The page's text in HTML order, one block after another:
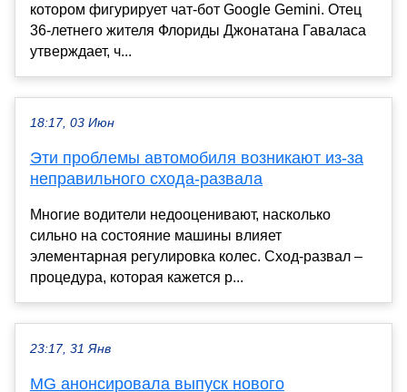
котором фигурирует чат-бот Google Gemini. Отец
36-летнего жителя Флориды Джонатана Гаваласа
утверждает, ч...
18:17, 03 Июн
Эти проблемы автомобиля возникают из-за
неправильного схода-развала
Многие водители недооценивают, насколько
сильно на состояние машины влияет
элементарная регулировка колес. Сход-развал –
процедура, которая кажется р...
23:17, 31 Янв
MG анонсировала выпуск нового